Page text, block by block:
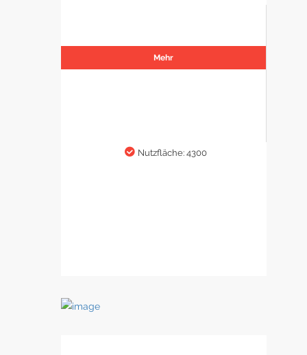
Mehr
Nutzfläche: 4300